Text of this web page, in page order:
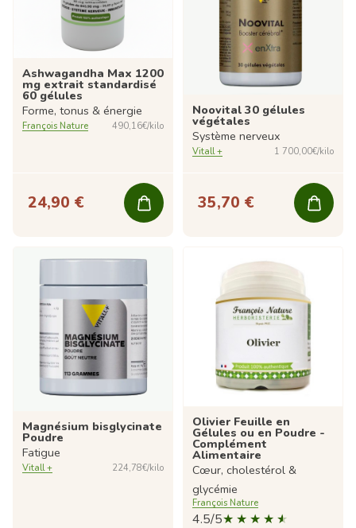
Ashwagandha Max 1200
mg extrait standardisé
60 gélules
Forme, tonus & énergie
François Nature 490,16€/kilo
24,90 €
Noovital 30 gélules
végétales
Système nerveux
Vitall + 1 700,00€/kilo
35,70 €
Magnésium bisglycinate
Poudre
Fatigue
Vitall + 224,78€/kilo
Olivier Feuille en
Gélules ou en Poudre -
Complément
Alimentaire
Cœur, cholestérol &
glycémie
François Nature
4.5/5